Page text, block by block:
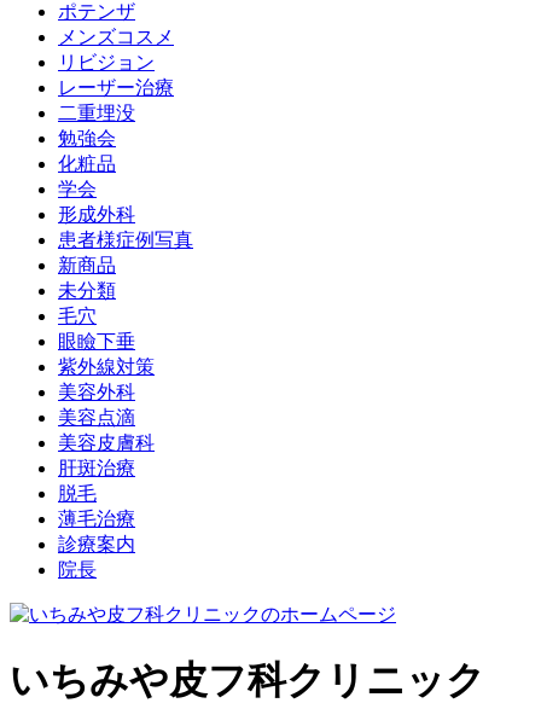
ポテンザ
メンズコスメ
リビジョン
レーザー治療
二重埋没
勉強会
化粧品
学会
形成外科
患者様症例写真
新商品
未分類
毛穴
眼瞼下垂
紫外線対策
美容外科
美容点滴
美容皮膚科
肝斑治療
脱毛
薄毛治療
診療案内
院長
いちみや皮フ科クリニック